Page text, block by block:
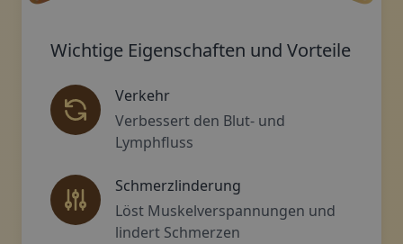
Wichtige Eigenschaften und Vorteile
Verkehr
Verbessert den Blut- und
Lymphfluss
Schmerzlinderung
Löst Muskelverspannungen und
lindert Schmerzen